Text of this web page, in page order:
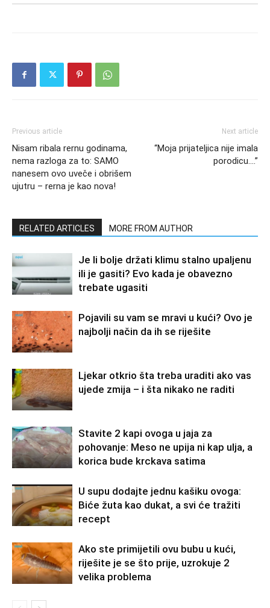
Previous article
Nisam ribala rernu godinama,
nema razloga za to: SAMO
nanesem ovo uveče i obrišem
ujutru – rerna je kao nova!
Next article
“Moja prijateljica nije imala
porodicu….”
RELATED ARTICLES MORE FROM AUTHOR
Je li bolje držati klimu stalno upaljenu
ili je gasiti? Evo kada je obavezno
trebate ugasiti
Pojavili su vam se mravi u kući? Ovo je
najbolji način da ih se riješite
Ljekar otkrio šta treba uraditi ako vas
ujede zmija – i šta nikako ne raditi
Stavite 2 kapi ovoga u jaja za
pohovanje: Meso ne upija ni kap ulja, a
korica bude krckava satima
U supu dodajte jednu kašiku ovoga:
Biće žuta kao dukat, a svi će tražiti
recept
Ako ste primijetili ovu bubu u kući,
riješite je se što prije, uzrokuje 2
velika problema